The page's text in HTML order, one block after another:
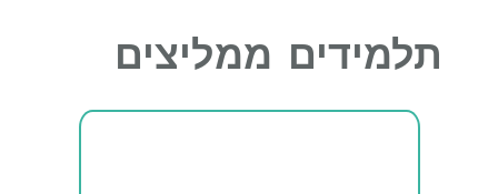
תלמידים ממליצים